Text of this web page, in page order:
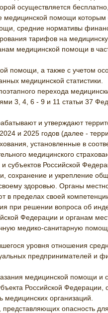
осуществляется
медицинской помощи
средние нормативы
тарифов на
медицинской помощи в
а также с учетом
медицинской статистики.
перехода
3, 4, 6 - 9 и 11 статьи 37
и утверждают
и 2025 годов (далее -
установленные в
медицинского
субъектов Российской
и укрепление
здоровью. Органы
пределах своей
при решении вопроса об
Федерации и органам
медико-санитарную
уровня отношения
предпринимателей и
медицинской помощи и
Российской
медицинских организаций.
представляющих опасность